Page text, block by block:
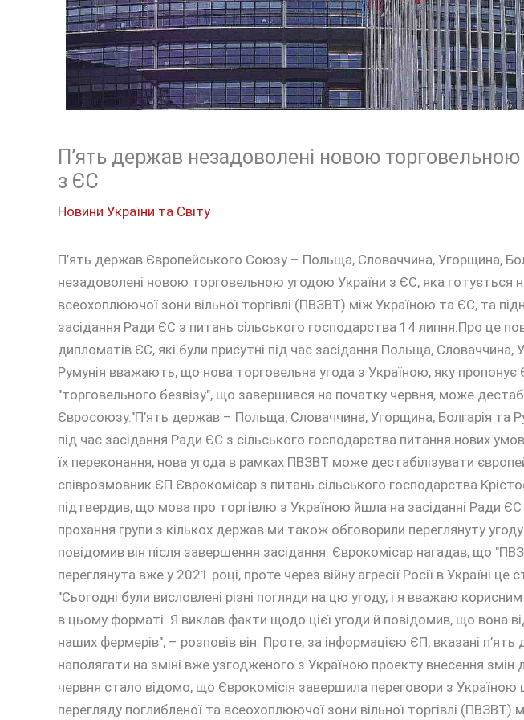
П’ять держав незадоволені новою
з ЄС
Новини України та Світу
П’ять держав Європейського Союзу – Польща, Словаччина, Угорщина,
незадоволені новою торговельною угодою України з ЄС, яка готується
всеохоплюючої зони вільної торгівлі (ПВЗВТ) між Україною та ЄС, та
засідання Ради ЄС з питань сільського господарства 14 липня.Про це
дипломатів ЄС, які були присутні під час засідання.Польща, Словаччина,
Румунія вважають, що нова торговельна угода з Україною, яку пропонує
"торговельного безвізу", що завершився на початку червня, може
Євросоюзу."П’ять держав – Польща, Словаччина, Угорщина, Болгарія та
під час засідання Ради ЄС з сільського господарства питання нових
їх переконання, нова угода в рамках ПВЗВТ може дестабілізувати
співрозмовник ЄП.Єврокомісар з питань сільського господарства
підтвердив, що мова про торгівлю з Україною йшла на засіданні Ради
прохання групи з кількох держав ми також обговорили переглянуту
повідомив він після завершення засідання. Єврокомісар нагадав, що
переглянута вже у 2021 році, проте через війну агресії Росії в Україні
"Сьогодні були висловлені різні погляди на цю угоду, і я вважаю
в цьому форматі. Я виклав факти щодо цієї угоди й повідомив, що вона
наших фермерів", – розповів він. Проте, за інформацією ЄП, вказані
наполягати на зміні вже узгодженого з Україною проекту внесення
червня стало відомо, що Єврокомісія завершила переговори з Україною
перегляду поглибленої та всеохоплюючої зони вільної торгівлі (ПВЗВТ)